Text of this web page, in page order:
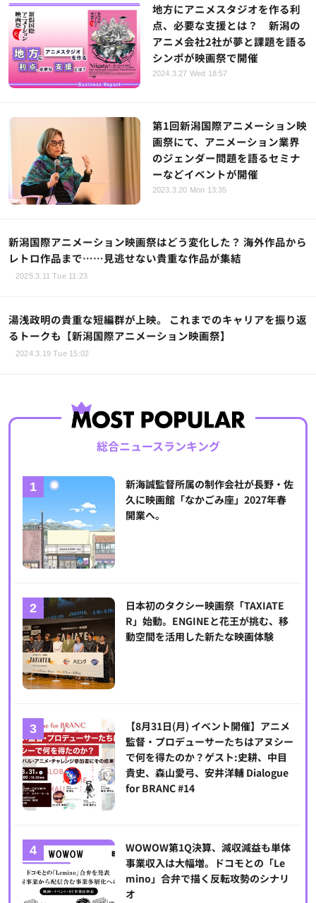
地方にアニメスタジオを作る利
点、必要な支援とは？ 新潟の
アニメ会社2社が夢と課題を語る
シンポが映画祭で開催
2024.3.27 Wed 18:57
第1回新潟国際アニメーション映
画祭にて、アニメーション業界
のジェンダー問題を語るセミナ
ーなどイベントが開催
2023.3.20 Mon 13:35
新潟国際アニメーション映画祭はどう変化した？ 海外作品から
レトロ作品まで……見逃せない貴重な作品が集結
2025.3.11 Tue 11:23
湯浅政明の貴重な短編群が上映。 これまでのキャリアを振り返
るトークも【新潟国際アニメーション映画祭】
2024.3.19 Tue 15:02
総合ニュースランキング
新海誠監督所属の制作会社が長野・佐
久に映画館「なかごみ座」2027年春
開業へ。
日本初のタクシー映画祭「TAXIATE
R」始動。ENGINEと花王が挑む、移
動空間を活用した新たな映画体験
【8月31日(月) イベント開催】アニメ
監督・プロデューサーたちはアヌシー
で何を得たのか？ゲスト:史耕、中目
貴史、森山愛弓、安井洋輔 Dialogue
for BRANC #14
WOWOW第1Q決算、減収減益も単体
事業収入は大幅増。ドコモとの「Le
mino」合弁で描く反転攻勢のシナリ
オ